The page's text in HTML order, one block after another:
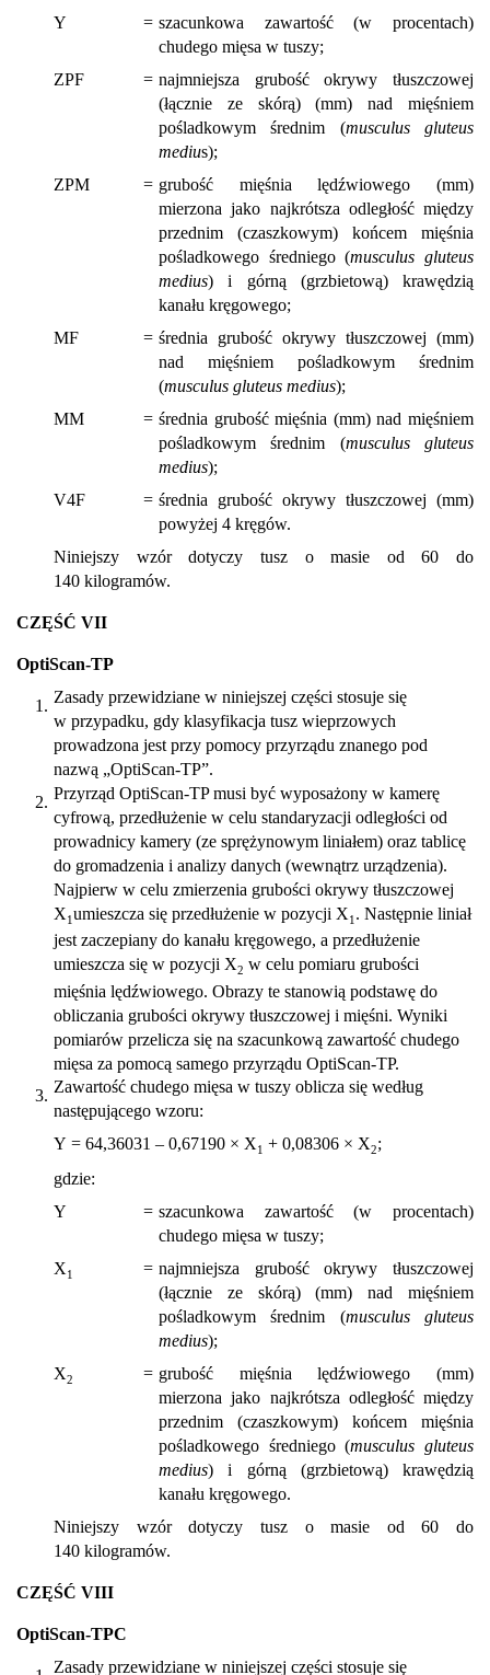
Y = szacunkowa zawartość (w procentach)
chudego mięsa w tuszy;
ZPF
= najmniejsza grubość okrywy tłuszczowej
(łącznie ze skórą) (mm) nad mięśniem
pośladkowym średnim (musculus gluteus
medius);
ZPM
= grubość mięśnia lędźwiowego (mm)
mierzona jako najkrótsza odległość między
przednim (czaszkowym) końcem mięśnia
pośladkowego średniego (musculus gluteus
medius) i górną (grzbietową) krawędzią
kanału kręgowego;
MF
= średnia grubość okrywy tłuszczowej (mm)
nad mięśniem pośladkowym średnim
(musculus gluteus medius);
MM
= średnia grubość mięśnia (mm) nad mięśniem
pośladkowym średnim (musculus gluteus
medius);
V4F
= średnia grubość okrywy tłuszczowej (mm)
powyżej 4 kręgów.
Niniejszy wzór dotyczy tusz o masie od 60 do
140 kilogramów.
CZĘŚĆ VII
OptiScan-TP
1. Zasady przewidziane w niniejszej części stosuje się
w przypadku, gdy klasyfikacja tusz wieprzowych
prowadzona jest przy pomocy przyrządu znanego pod
nazwą „OptiScan-TP”.
2. Przyrząd OptiScan-TP musi być wyposażony w kamerę
cyfrową, przedłużenie w celu standaryzacji odległości od
prowadnicy kamery (ze sprężynowym liniałem) oraz tablicę
do gromadzenia i analizy danych (wewnątrz urządzenia).
Najpierw w celu zmierzenia grubości okrywy tłuszczowej
X1 umieszcza się przedłużenie w pozycji X1 . Następnie liniał
jest zaczepiany do kanału kręgowego, a przedłużenie
umieszcza się w pozycji X2 w celu pomiaru grubości
mięśnia lędźwiowego. Obrazy te stanowią podstawę do
obliczania grubości okrywy tłuszczowej i mięśni. Wyniki
pomiarów przelicza się na szacunkową zawartość chudego
mięsa za pomocą samego przyrządu OptiScan-TP.
3. Zawartość chudego mięsa w tuszy oblicza się według
następującego wzoru:
Y = 64,36031 – 0,67190 × X1 + 0,08306 × X2;
gdzie:
Y
= szacunkowa zawartość (w procentach)
chudego mięsa w tuszy;
X1 = najmniejsza grubość okrywy tłuszczowej
(łącznie ze skórą) (mm) nad mięśniem
pośladkowym średnim (musculus gluteus
medius);
X2 = grubość mięśnia lędźwiowego (mm)
mierzona jako najkrótsza odległość między
przednim (czaszkowym) końcem mięśnia
pośladkowego średniego (musculus gluteus
medius) i górną (grzbietową) krawędzią
kanału kręgowego.
Niniejszy wzór dotyczy tusz o masie od 60 do
140 kilogramów.
CZĘŚĆ VIII
OptiScan-TPC
Zasady przewidziane w niniejszej części stosuje się